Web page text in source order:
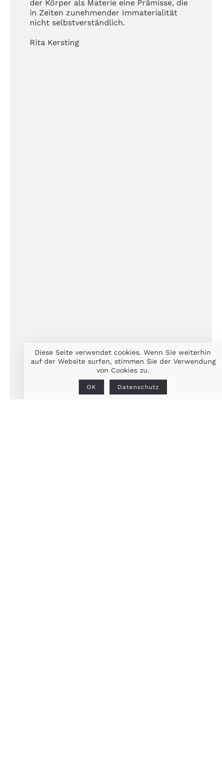
der Körper als Materie eine Prämisse, die
in Zeiten zunehmender Immaterialität
nicht selbstverständlich.
Rita Kersting
Diese Seite verwendet cookies. Wenn Sie weiterhin
auf der Website surfen, stimmen Sie der Verwendung
von Cookies zu.
OK Datenschutz